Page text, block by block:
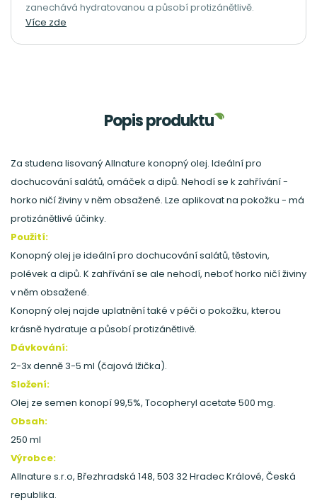
zanechává hydratovanou a působí protizánětlivě.
Více zde
Popis produktu
Za studena lisovaný Allnature konopný olej. Ideální pro
dochucování salátů, omáček a dipů. Nehodí se k zahřívání -
horko ničí živiny v něm obsažené. Lze aplikovat na pokožku - má
protizánětlivé účinky.
Použití:
Konopný olej je ideální pro dochucování salátů, těstovin,
polévek a dipů. K zahřívání se ale nehodí, neboť horko ničí živiny
v něm obsažené.
Konopný olej najde uplatnění také v péči o pokožku, kterou
krásně hydratuje a působí protizánětlivě.
Dávkování:
2-3x denně 3-5 ml (čajová lžička).
Složení:
Olej ze semen konopí 99,5%, Tocopheryl acetate 500 mg.
Obsah:
250 ml
Výrobce:
Allnature s.r.o, Březhradská 148, 503 32 Hradec Králové, Česká
republika.